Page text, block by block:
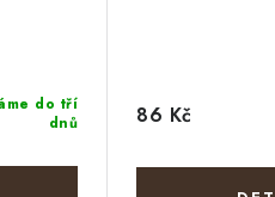
do tří
dnů
86 Kč